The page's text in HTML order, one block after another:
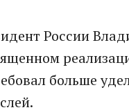
России
больше